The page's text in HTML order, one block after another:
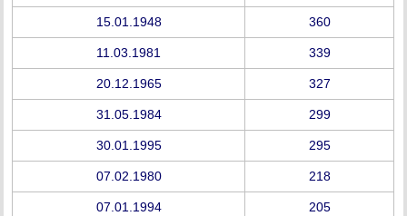
15.01.1948 360
11.03.1981 339
20.12.1965 327
31.05.1984 299
30.01.1995 295
07.02.1980 218
07.01.1994 205